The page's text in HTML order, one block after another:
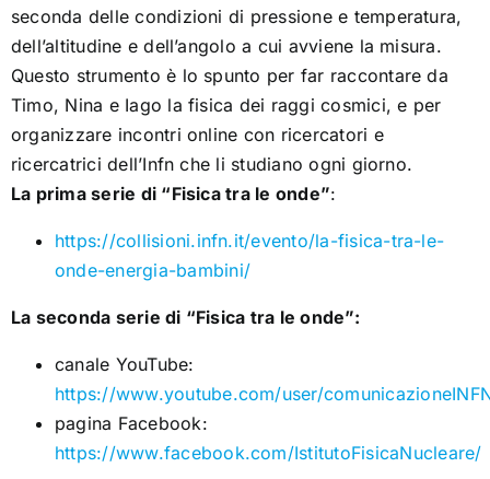
seconda delle condizioni di pressione e temperatura,
dell’altitudine e dell’angolo a cui avviene la misura.
Questo strumento è lo spunto per far raccontare da
Timo, Nina e Iago la fisica dei raggi cosmici, e per
organizzare incontri online con ricercatori e
ricercatrici dell’Infn che li studiano ogni giorno.
La prima serie di “Fisica tra le onde”:
https://collisioni.infn.it/evento/la-fisica-tra-le-
onde-energia-bambini/
La seconda serie di “Fisica tra le onde”:
canale YouTube:
https://www.youtube.com/user/
pagina Facebook:
https://www.facebook.com/IstitutoFisicaNucleare/